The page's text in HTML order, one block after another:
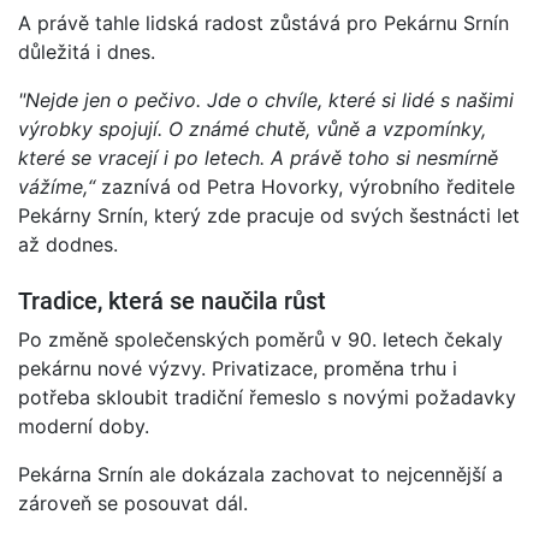
A právě tahle lidská radost zůstává pro Pekárnu Srnín
důležitá i dnes.
"Nejde jen o pečivo. Jde o chvíle, které si lidé s našimi
výrobky spojují. O známé chutě, vůně a vzpomínky,
které se vracejí i po letech. A právě toho si nesmírně
vážíme,“ zaznívá od Petra Hovorky, výrobního ředitele
Pekárny Srnín, který zde pracuje od svých šestnácti let
až dodnes.
Tradice, která se naučila růst
Po změně společenských poměrů v 90. letech čekaly
pekárnu nové výzvy. Privatizace, proměna trhu i
potřeba skloubit tradiční řemeslo s novými požadavky
moderní doby.
Pekárna Srnín ale dokázala zachovat to nejcennější a
zároveň se posouvat dál.